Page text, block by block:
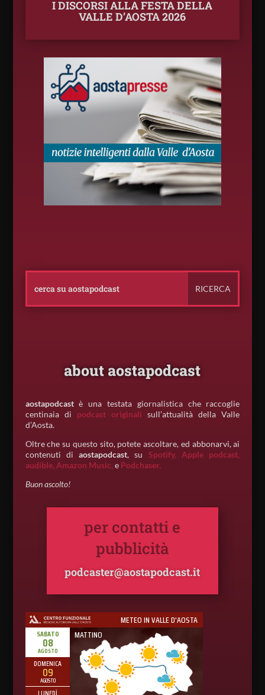
I DISCORSI ALLA FESTA DELLA
VALLE D’AOSTA 2026
about aostapodcast
aostapodcastè una testata giornalistica che raccoglie
centinaia di podcast originali sull’attualità della Valle
d’Aosta.
Oltre che su questo sito, potete ascoltare, ed abbonarvi, ai
contenuti diaostapodcast, su Spotify, Apple podcast,
audible, Amazon Music,e Podchaser.
Buon ascolto!
per contatti e
pubblicità
podcaster@aostapodcast.it